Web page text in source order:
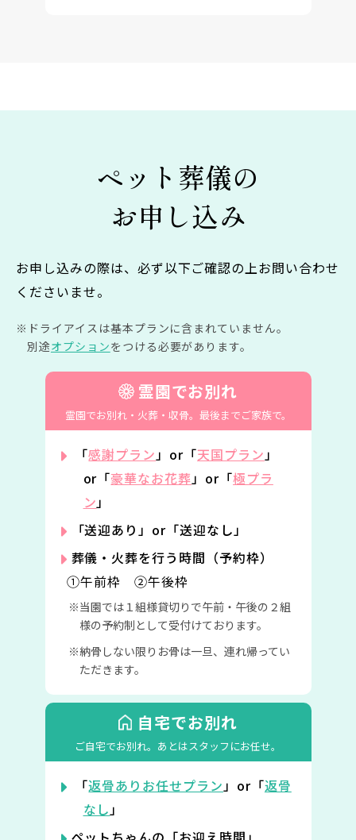
ペット葬儀の
お申し込み
お申し込みの際は、必ず以下ご確認の上お問い合わせ
くださいませ。
ドライアイスは基本プランに含まれていません。
別途オプションをつける必要があります。
霊園でお別れ
霊園でお別れ・火葬・収骨。 最後までご家族で。
「感謝プラン」or「天国プラン」
or「豪華なお花葬」or「極プラ
ン」
「送迎あり」or「送迎なし」
葬儀・火葬を行う時間（予約枠）
①午前枠 ②午後枠
当園では１組様貸切りで午前・午後の２組
様の予約制として受付けております。
納骨しない限りお骨は一旦、連れ帰ってい
ただきます。
自宅でお別れ
ご自宅でお別れ。 あとはスタッフにお任せ。
「返骨ありお任せプラン」or「返骨
なし」